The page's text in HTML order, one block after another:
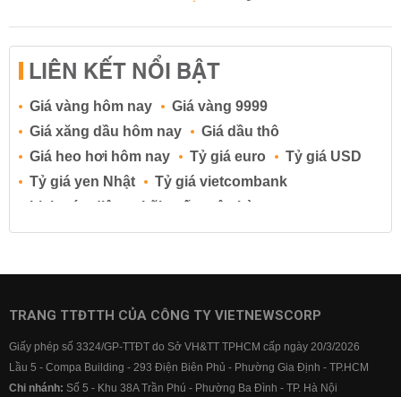
LIÊN KẾT NỔI BẬT
Giá vàng hôm nay
Giá vàng 9999
Giá xăng dầu hôm nay
Giá dầu thô
Giá heo hơi hôm nay
Tỷ giá euro
Tỷ giá USD
Tỷ giá yen Nhật
Tỷ giá vietcombank
Lịch cúp điện
Lãi suất ngân hàng
Lãi suất tiết kiệm
Lãi suất tiền gửi
Lãi suất ngân hàng BIDV
Lãi suất ngân hàng Vietcombank
TRANG TTĐTTH CỦA CÔNG TY VIETNEWSCORP
Giấy phép số 3324/GP-TTĐT do Sở VH&TT TPHCM cấp ngày 20/3/2026
Lầu 5 - Compa Building - 293 Điện Biên Phủ - Phường Gia Định - TP.HCM
Chi nhánh: Số 5 - Khu 38A Trần Phú - Phường Ba Đình - TP. Hà Nội